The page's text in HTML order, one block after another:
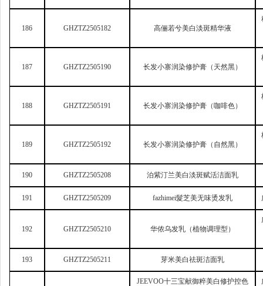
186 GHZTZ2505182 高俪若兮美白淡斑精华液
187 GHZTZ2505190 长发小寨润染修护膏（天然黑）
188 GHZTZ2505191 长发小寨润染修护膏（咖啡色）
189 GHZTZ2505192 长发小寨润染修护膏（自然黑）
190 GHZTZ2505208 泊紫汀兰美白淡斑赋活洁面乳
191 GHZTZ2505209 fazhimei髮芝美无味烫发乳
192 GHZTZ2505210 华侬乌发乳（植物调理型）
193 GHZTZ2505211 芽米美白祛斑洁面乳
JEEVOO十三宝献御粹美白修护控色